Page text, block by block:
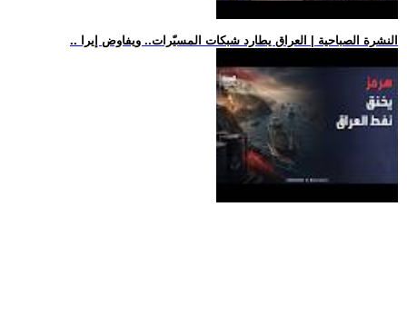
.. النشرة الصباحية | العراق يطارد شبكات المسيّرات.. ويفاوض إيرا